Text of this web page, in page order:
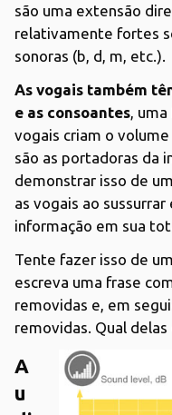
são uma extensão
relativamente fortes
sonoras (b, d, m, etc.).
As vogais também
e as consoantes,
vogais criam o
são as portadoras da
demonstrar isso de
as vogais ao
informação em sua
Tente fazer isso de
escreva uma frase
removidas e, em
removidas. Qual
A
u